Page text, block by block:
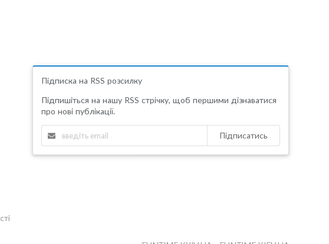
Підписка на RSS розсилку
Підпишіться на нашу RSS стрічку, щоб першими дізнаватися
про нові публікації.
Підписатись